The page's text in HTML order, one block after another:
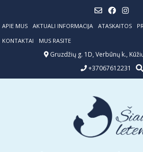
content
APIE MUS AKTUALI INFORMACIJA ATASKAITOS
KONTAKTAI
MUS RASITE
Gruzdžių g. 1D, Verbūnų k.,
+37067612231